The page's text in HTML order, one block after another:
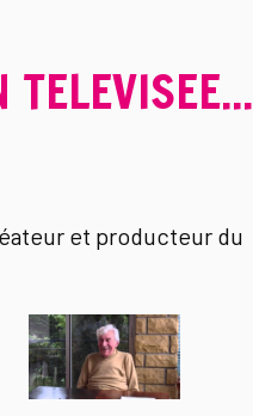
et producteur du